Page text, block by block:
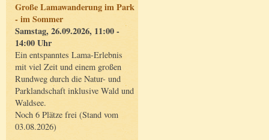
Große Lamawanderung im Park
- im Sommer
Samstag, 26.09.2026, 11:00 -
14:00 Uhr
Ein entspanntes Lama-Erlebnis
mit viel Zeit und einem großen
Rundweg durch die Natur- und
Parklandschaft inklusive Wald und
Waldsee.
Noch 6 Plätze frei (Stand vom
03.08.2026)